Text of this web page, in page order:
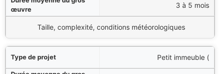
d’influence
3 à 5 mois
Taille, complexité, conditions météorologiques
Petit immeuble (